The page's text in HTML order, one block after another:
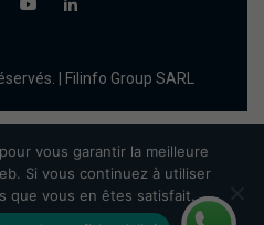
| Filinfo Group SARL
vous garantir la meilleure
Si vous continuez à utiliser
que vous en êtes satisfait.